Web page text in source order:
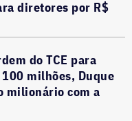
diretores por R$
do TCE para
milhões, Duque
milionário com a